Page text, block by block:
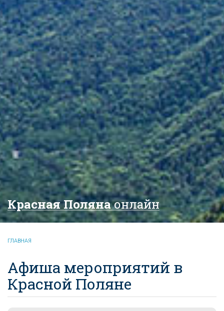
Красная Полянаонлайн
ГЛАВНАЯ
Афиша мероприятий в
Красной Поляне